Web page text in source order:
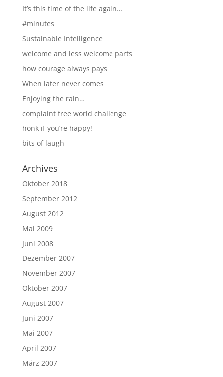
It’s this time of the life again…
#minutes
Sustainable Intelligence
welcome and less welcome parts
how courage always pays
When later never comes
Enjoying the rain…
complaint free world challenge
honk if you’re happy!
bits of laugh
Archives
Oktober 2018
September 2012
August 2012
Mai 2009
Juni 2008
Dezember 2007
November 2007
Oktober 2007
August 2007
Juni 2007
Mai 2007
April 2007
März 2007